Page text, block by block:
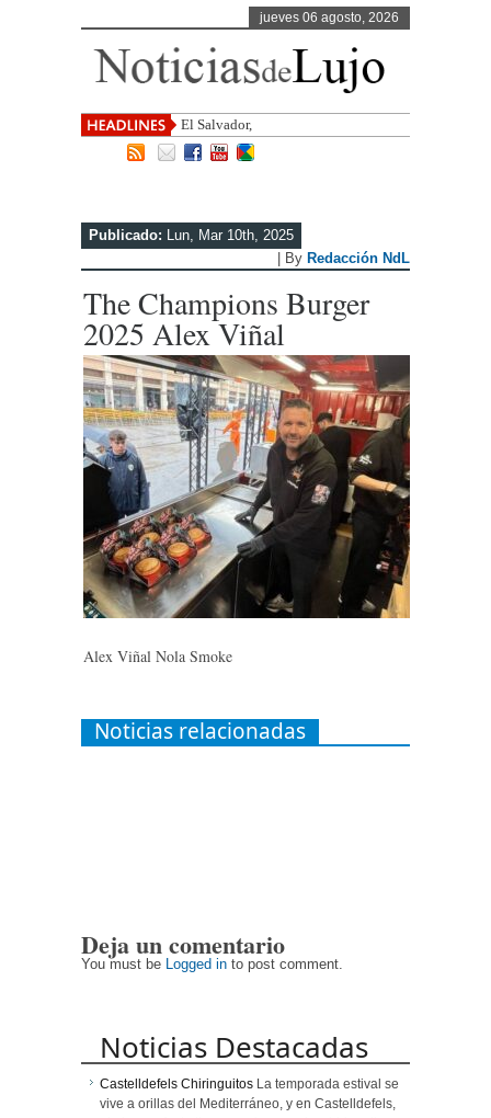
jueves 06 agosto, 2026
El Salvador, uno de los destinos con
Publicado: Lun, Mar 10th, 2025
| By Redacción NdL
The Champions Burger
2025 Alex Viñal
Alex Viñal Nola Smoke
Noticias relacionadas
Deja un comentario
You must be Logged in to post comment.
Noticias Destacadas
Castelldefels Chiringuitos La temporada estival se
vive a orillas del Mediterráneo, y en Castelldefels,